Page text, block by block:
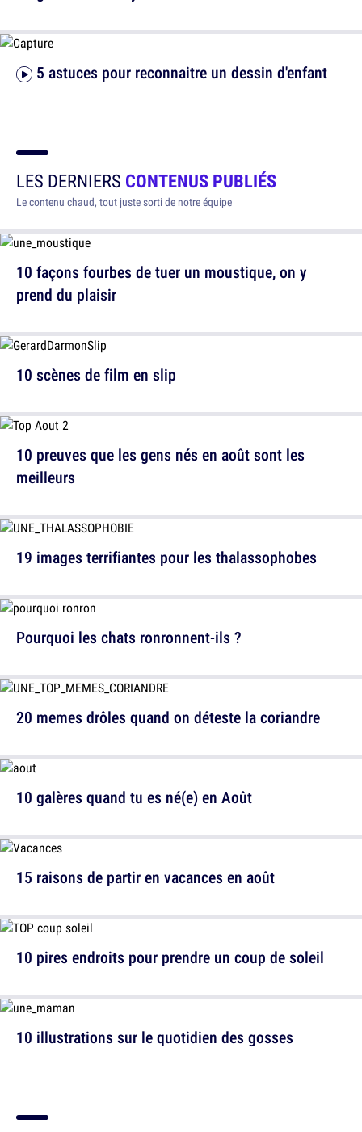
5 astuces pour reconnaitre un dessin d'enfant
LES DERNIERS CONTENUS PUBLIÉS
Le contenu chaud, tout juste sorti de notre équipe
10 façons fourbes de tuer un moustique, on y
prend du plaisir
10 preuves que les gens nés en août sont les
meilleurs
Pourquoi les chats ronronnent-ils ?
10 galères quand tu es né(e) en Août
10 pires endroits pour prendre un coup de soleil
10 scènes de film en slip
19 images terrifiantes pour les thalassophobes
20 memes drôles quand on déteste la coriandre
15 raisons de partir en vacances en août
10 illustrations sur le quotidien des gosses